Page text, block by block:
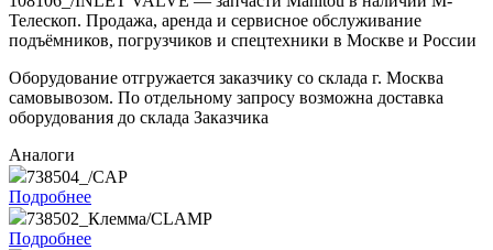
Телескоп. Продажа, аренда и сервисное обслуживание
подъёмников, погрузчиков и спецтехники в Москве и России
Оборудование отгружается заказчику со склада г. Москва
самовывозом. По отдельному запросу возможна доставка
оборудования до склада Заказчика
Аналоги
738504_/CAP
Подробнее
738502_Клемма/CLAMP
Подробнее